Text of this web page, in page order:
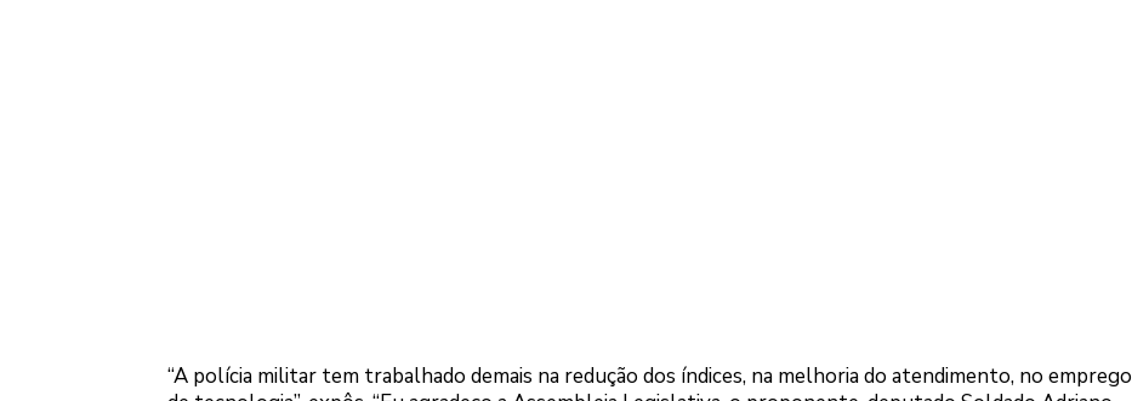
“A polícia militar tem trabalhado demais na redução dos índices, na melhoria do atendimento, no emprego